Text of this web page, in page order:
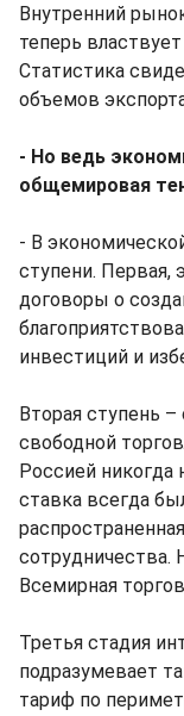
Внутренний
теперь
Статистика
объемов
- Но ведь
общемировая
- В
ступени. Первая,
договоры о
инвестиций и
Вторая ступень
свободной
Россией
ставка всегда
сотрудничества.
Всемирная
Третья стадия
подразумевает
тариф по